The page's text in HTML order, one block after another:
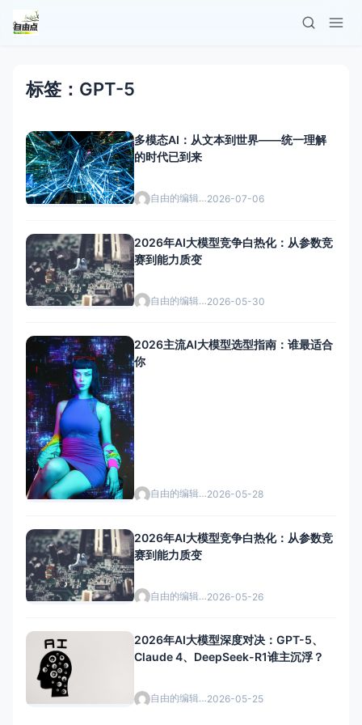
标签：GPT-5
多模态AI：从文本到世界——统一理解
的时代已到来
自由的编辑者2026-07-06
2026年AI大模型竞争白热化：从参数竞
赛到能力质变
自由的编辑者2026-05-30
2026主流AI大模型选型指南：谁最适合
你
自由的编辑者2026-05-28
2026年AI大模型竞争白热化：从参数竞
赛到能力质变
自由的编辑者2026-05-26
2026年AI大模型深度对决：GPT-5、
Claude 4、DeepSeek-R1谁主沉浮？
自由的编辑者2026-05-25